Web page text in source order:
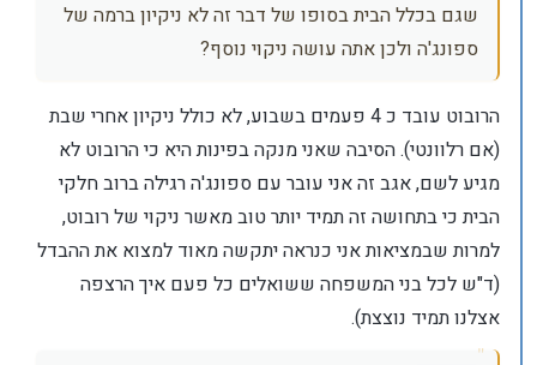
שגם בכלל הבית בסופו של דבר זה לא ניקיון ברמה של
ספונג'ה ולכן אתה עושה ניקוי נוסף?
הרובוט עובד כ 4 פעמים בשבוע, לא כולל ניקיון אחרי שבת
(אם רלוונטי). הסיבה שאני מנקה בפינות היא כי הרובוט לא
מגיע לשם, אגב זה אני עובר עם ספונג'ה רגילה ברוב חלקי
הבית כי בתחושה זה תמיד יותר טוב מאשר ניקוי של רובוט,
למרות שבמציאות אני כנראה יתקשה מאוד למצוא את ההבדל
(ד"ש לכל בני המשפחה ששואלים כל פעם איך הרצפה
אצלנו תמיד נוצצת).